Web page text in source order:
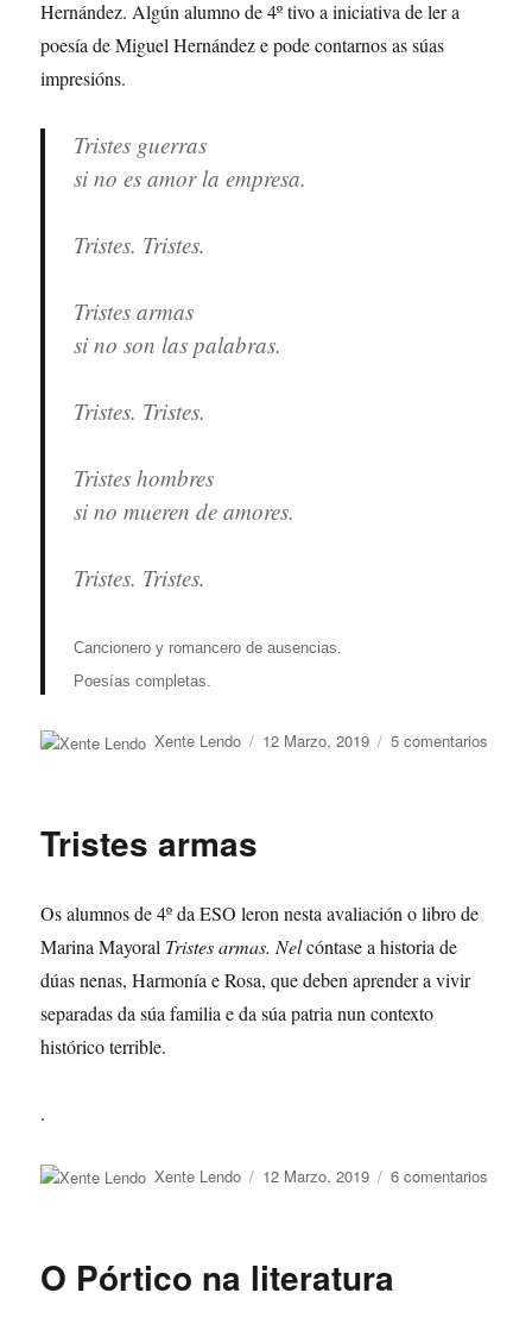
Hernández. Algún alumno de 4º tivo a iniciativa de ler a
poesía de Miguel Hernández e pode contarnos as súas
impresións.
Tristes guerras
si no es amor la empresa.
Tristes. Tristes.
Tristes armas
si no son las palabras.
Tristes. Tristes.
Tristes hombres
si no mueren de amores.
Tristes. Tristes.
Cancionero y romancero de ausencias.
Poesías completas.
Autor
Xente Lendo
Publicado
12 Marzo, 2019 5 comentarios
Tristes armas
Os alumnos de 4º da ESO leron nesta avaliación o libro de
Marina Mayoral Tristes armas. Nelcóntase a historia de
dúas nenas, Harmonía e Rosa, que deben aprender a vivir
separadas da súa familia e da súa patria nun contexto
histórico terrible.
.
Autor
Xente Lendo
Publicado
12 Marzo, 2019 6 comentarios
O Pórtico na literatura